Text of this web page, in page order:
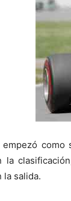
empezó como
la
la salida.